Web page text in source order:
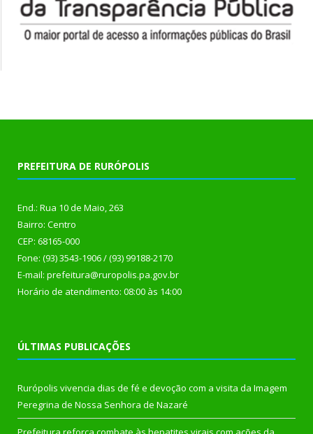
PREFEITURA DE RURÓPOLIS
End.: Rua 10 de Maio, 263
Bairro: Centro
CEP: 68165-000
Fone: (93) 3543-1906 / (93) 99188-2170
E-mail: prefeitura@ruropolis.pa.gov.br
Horário de atendimento: 08:00 às 14:00
ÚLTIMAS PUBLICAÇÕES
Rurópolis vivencia dias de fé e devoção com a visita da Imagem
Peregrina de Nossa Senhora de Nazaré